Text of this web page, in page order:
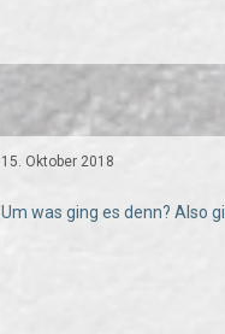
15. Oktober 2018
Um was ging es denn? Also